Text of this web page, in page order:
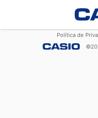
Política de
©